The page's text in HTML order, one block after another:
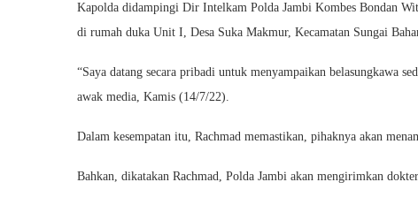
Kapolda didampingi Dir Intelkam Polda Jambi Kombes Bondan
di rumah duka Unit I, Desa Suka Makmur, Kecamatan Sungai
“Saya datang secara pribadi untuk menyampaikan belasungkawa
awak media, Kamis (14/7/22).
Dalam kesempatan itu, Rachmad memastikan, pihaknya akan
Bahkan, dikatakan Rachmad, Polda Jambi akan mengirimkan